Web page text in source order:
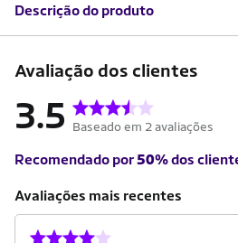
Descrição do produto
Avaliação dos clientes
3.5 Baseado em 2 avaliações
Recomendado por50%dos
Avaliações mais recentes